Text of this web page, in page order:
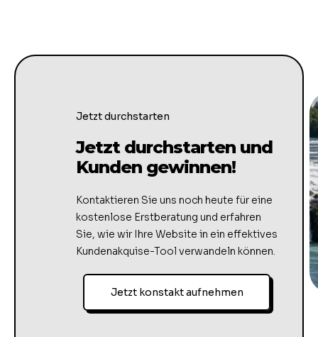
Jetzt durchstarten
Jetzt durchstarten und
Kunden gewinnen!
Kontaktieren Sie uns noch heute für eine
kostenlose Erstberatung und erfahren
Sie, wie wir Ihre Website in ein effektives
Kundenakquise-Tool verwandeln können.
Jetzt konstakt aufnehmen